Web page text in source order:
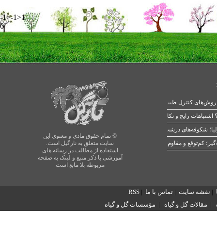
-1>-1>1
0
© تمام حقوق مادی و معنوی این
سایت متعلق به نارگیل است.
استفاده از مطالب در رسانه های
آموزشی با ذکر منبع و لینک به صفحه
مربوطه بلا مانع است
رایج و نکات طلایی
شکوفه‌های درشت در بهار
| نقشه سایت | تماس با ما |
RSS
| مقالات گل و گیاه | مؤسسات گل و گیاه